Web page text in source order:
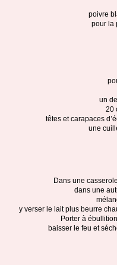
poivre
pour la
un
20
têtes et carapaces
une
Dans une
dans une
y verser le lait plus beurre
Porter à
baisser le feu et